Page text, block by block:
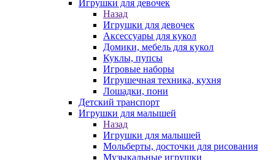
Игрушки для девочек
Назад
Игрушки для девочек
Аксессуары для кукол
Домики, мебель для кукол
Куклы, пупсы
Игровые наборы
Игрушечная техника, кухня
Лошадки, пони
Детский транспорт
Игрушки для малышей
Назад
Игрушки для малышей
Мольберты, досточки для рисования
Музыкальные игрушки